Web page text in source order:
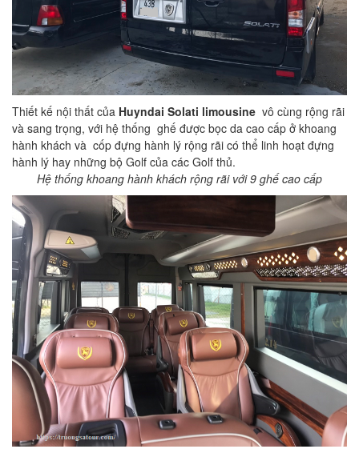
Thiết kế nội thất của Huyndai Solati limousine vô cùng rộng rãi
và sang trọng, với hệ thống ghế được bọc da cao cấp ở khoang
hành khách và cốp đựng hành lý rộng rãi có thể linh hoạt đựng
hành lý hay những bộ Golf của các Golf thủ.
Hệ thống khoang hành khách rộng rãi với 9 ghế cao cấp